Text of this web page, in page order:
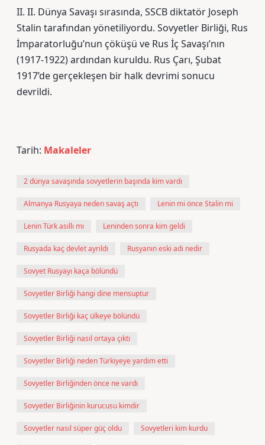
II. II. Dünya Savaşı sırasında, SSCB diktatör Joseph
Stalin tarafından yönetiliyordu. Sovyetler Birliği, Rus
İmparatorluğu’nun çöküşü ve Rus İç Savaşı’nın
(1917-1922) ardından kuruldu. Rus Çarı, Şubat
1917’de gerçekleşen bir halk devrimi sonucu
devrildi.
Tarih: Makaleler
2 dünya savaşında sovyetlerin başında kim vardı
Almanya Rusyaya neden savaş açtı Lenin mi önce Stalin mi
Lenin Türk asıllı mı Leninden sonra kim geldi
Rusyada kaç devlet ayrıldı Rusyanın eski adı nedir
Sovyet Rusyayı kaça bölündü
Sovyetler Birliği hangi dine mensuptur
Sovyetler Birliği kaç ülkeye bölündü
Sovyetler Birliği nasıl ortaya çıktı
Sovyetler Birliği neden Türkiyeye yardım etti
Sovyetler Birliğinden önce ne vardı
Sovyetler Birliğinin kurucusu kimdir
Sovyetler nasıl süper güç oldu Sovyetleri kim kurdu